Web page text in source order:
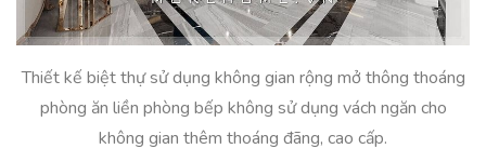
Thiết kế biệt thự sử dụng không gian rộng mở thông thoáng
phòng ăn liền phòng bếp không sử dụng vách ngăn cho
không gian thêm thoáng đãng, cao cấp.